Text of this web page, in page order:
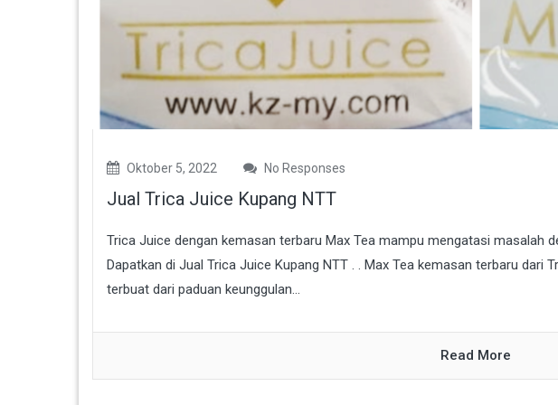
Oktober 5, 2022 No Responses
Jual Trica Juice Kupang NTT
Trica Juice dengan kemasan terbaru Max Tea mampu mengatasi masalah
Dapatkan di Jual Trica Juice Kupang NTT . . Max Tea kemasan terbaru dari
terbuat dari paduan keunggulan...
Read More